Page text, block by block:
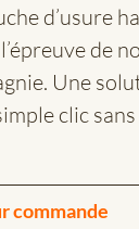
d’usure
de
Une
clic
commande